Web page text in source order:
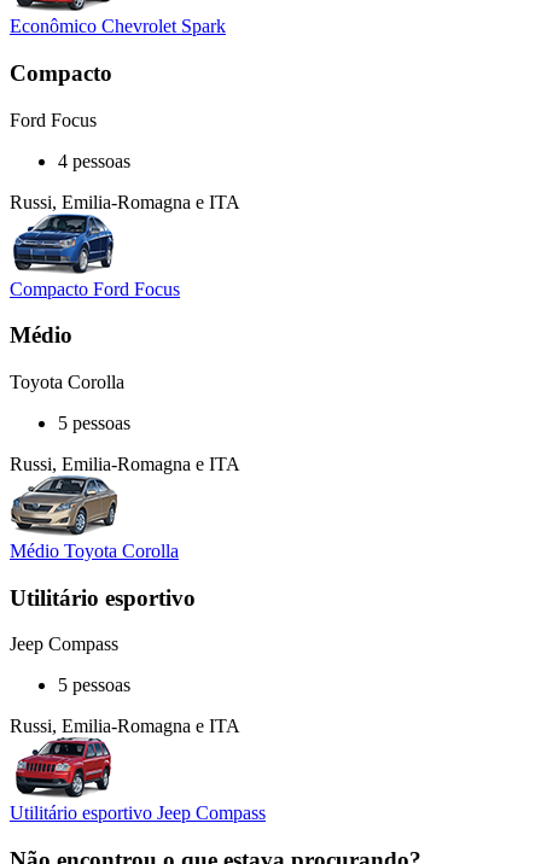
Econômico Chevrolet Spark
Compacto
Ford Focus
4 pessoas
Russi, Emilia-Romagna e ITA
Compacto Ford Focus
Médio
Toyota Corolla
5 pessoas
Russi, Emilia-Romagna e ITA
Médio Toyota Corolla
Utilitário esportivo
Jeep Compass
5 pessoas
Russi, Emilia-Romagna e ITA
Utilitário esportivo Jeep Compass